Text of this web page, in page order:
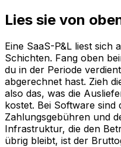
Lies sie von
Eine SaaS-P&L liest sich
Schichten. Fang oben
du in der Periode
abgerechnet hast. Zieh
also das, was die
kostet. Bei Software sind
Zahlungsgebühren und
Infrastruktur, die den
übrig bleibt, ist der